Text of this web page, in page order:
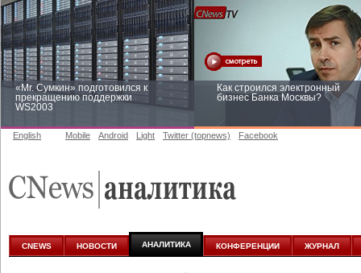
«Mr. Сумкин» подготовился к
прекращению поддержки
WS2003
Как строился электронный
бизнес Банка Москвы?
аналитике
English Mobile Android Light Twitter (topnews) Facebook
CNEWS НОВОСТИ АНАЛИТИКА КОНФЕРЕНЦИИ ЖУРНАЛ